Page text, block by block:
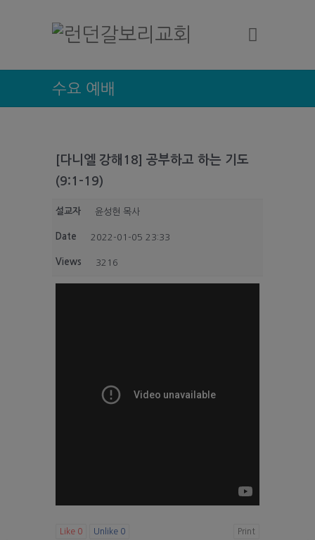
수요 예배
[다니엘 강해18] 공부하고 하는 기도
(9:1-19)
설교자 윤성현 목사
Date 2022-01-05 23:33
Views 3216
Like 0 Unlike 0 Print